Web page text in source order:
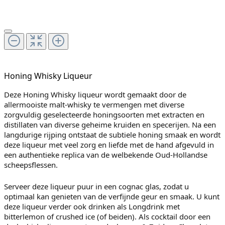
Honing Whisky Liqueur
Deze Honing Whisky liqueur wordt gemaakt door de
allermooiste malt-whisky te vermengen met diverse
zorgvuldig geselecteerde honingsoorten met extracten en
distillaten van diverse geheime kruiden en specerijen. Na een
langdurige rijping ontstaat de subtiele honing smaak en wordt
deze liqueur met veel zorg en liefde met de hand afgevuld in
een authentieke replica van de welbekende Oud-Hollandse
scheepsflessen.
Serveer deze liqueur puur in een cognac glas, zodat u
optimaal kan genieten van de verfijnde geur en smaak. U kunt
deze liqueur verder ook drinken als Longdrink met
bitterlemon of crushed ice (of beiden). Als cocktail door een